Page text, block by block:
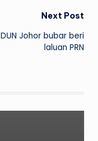
Next Post
DUN Johor bubar beri
laluan PRN